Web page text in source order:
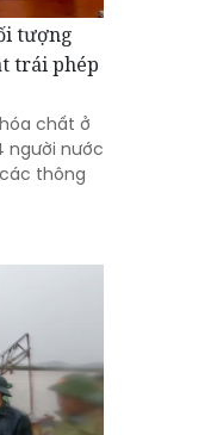
tượng
trái phép
chất ở
người nước
thông